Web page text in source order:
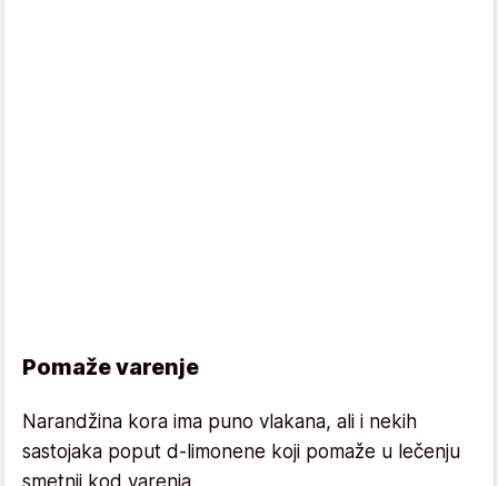
Pomaže varenje
Narandžina kora ima puno vlakana, ali i nekih
sastojaka poput d-limonene koji pomaže u lečenju